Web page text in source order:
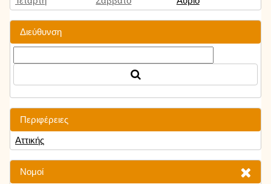
Διεύθυνση
Περιφέρειες
Αττικής
Νομοί